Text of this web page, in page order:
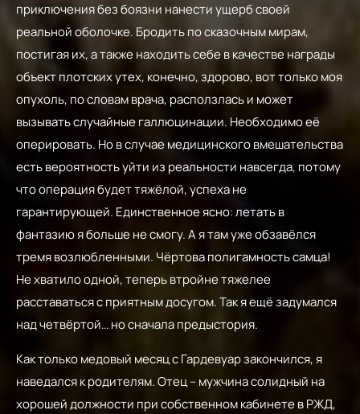
приключения без боязни нанести ущерб своей
реальной оболочке. Бродить по сказочным мирам,
постигая их, а также находить себе в качестве награды
объект плотских утех, конечно, здорово, вот только моя
опухоль, по словам врача, расползлась и может
вызывать случайные галлюцинации. Необходимо её
оперировать. Но в случае медицинского вмешательства
есть вероятность уйти из реальности навсегда, потому
что операция будет тяжёлой, успеха не
гарантирующей. Единственное ясно: летать в
фантазию я больше не смогу. А я там уже обзавёлся
тремя возлюбленными. Чёртова полигамность самца!
Не хватило одной, теперь втройне тяжелее
расставаться с приятным досугом. Так я ещё задумался
над четвёртой… но сначала предыстория.
Как только медовый месяц с Гардевуар закончился, я
наведался к родителям. Отец – мужчина солидный на
хорошей должности при собственном кабинете в РЖД,